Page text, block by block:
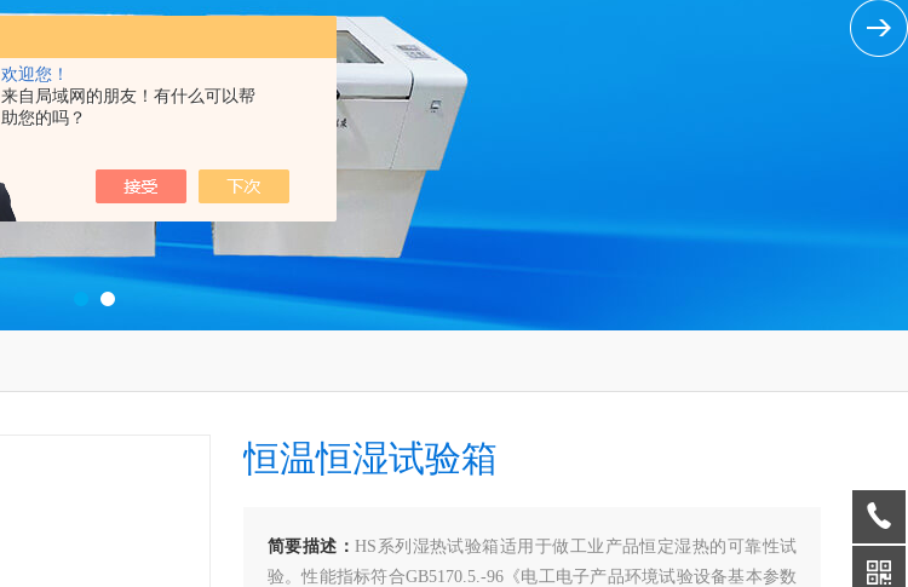
欢迎您！
来自局域网的朋友！有什么可以帮
助您的吗？
恒温恒湿试验箱
简要描述：HS系列湿热试验箱适用于做工业产品恒定湿热的可靠性试
验。性能指标符合GB5170.5.-96《电工电子产品环境试验设备基本参数